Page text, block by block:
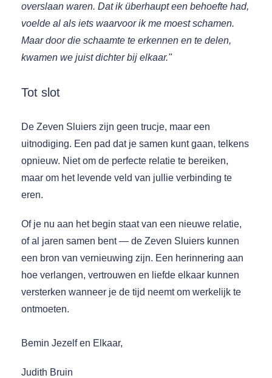
overslaan waren. Dat ik überhaupt een behoefte had,
voelde al als iets waarvoor ik me moest schamen.
Maar door die schaamte te erkennen en te delen,
kwamen we juist dichter bij elkaar."
Tot slot
De Zeven Sluiers zijn geen trucje, maar een
uitnodiging. Een pad dat je samen kunt gaan, telkens
opnieuw. Niet om de perfecte relatie te bereiken,
maar om het levende veld van jullie verbinding te
eren.
Of je nu aan het begin staat van een nieuwe relatie,
of al jaren samen bent — de Zeven Sluiers kunnen
een bron van vernieuwing zijn. Een herinnering aan
hoe verlangen, vertrouwen en liefde elkaar kunnen
versterken wanneer je de tijd neemt om werkelijk te
ontmoeten.
Bemin Jezelf en Elkaar,
Judith Bruin